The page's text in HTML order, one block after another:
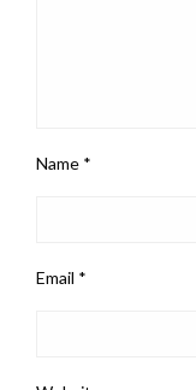
Name *
Email *